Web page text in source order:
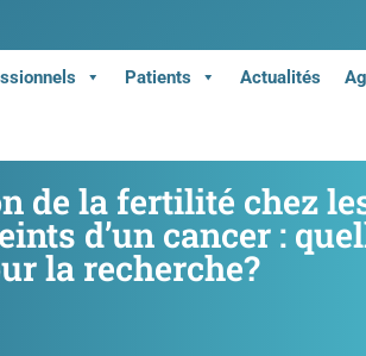
Patients Actualités
de la fertilité chez
d’un cancer :
la recherche?